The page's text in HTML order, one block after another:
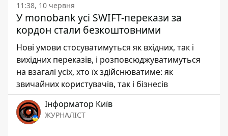
11:38, 10 червня
У monobank усі SWIFT-перекази за
кордон стали безкоштовними
Нові умови стосуватимуться як вхідних, так і
вихідних переказів, і розповсюджуватимуться
на взагалі усіх, хто їх здійснюватиме: як
звичайних користувачів, так і бізнесів
Інформатор Київ
ЖУРНАЛІСТ